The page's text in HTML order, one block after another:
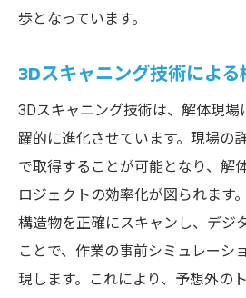
の実力
3Dスキャニング技術が
命
遠隔操作による精密な解
最新技術を活用した解
ス
解体現場での無人技術
歩となっています。
3Dスキャニング技術によ
3Dスキャニング技術は、解体現場
躍的に進化させています。現場の
で取得することが可能となり、解
ロジェクトの効率化が図られます
構造物を正確にスキャンし、デジ
ことで、作業の事前シミュレーシ
現します。これにより、予想外の